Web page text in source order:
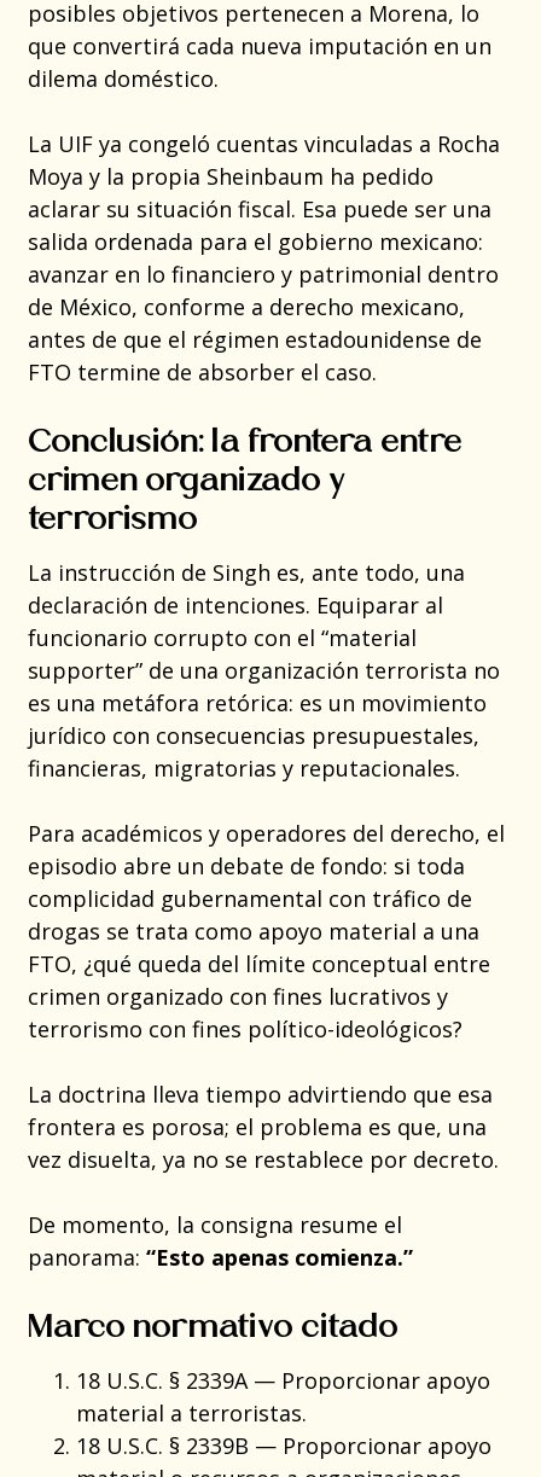
posibles objetivos pertenecen a Morena, lo
que convertirá cada nueva imputación en un
dilema doméstico.
La UIF ya congeló cuentas vinculadas a Rocha
Moya y la propia Sheinbaum ha pedido
aclarar su situación fiscal. Esa puede ser una
salida ordenada para el gobierno mexicano:
avanzar en lo financiero y patrimonial dentro
de México, conforme a derecho mexicano,
antes de que el régimen estadounidense de
FTO termine de absorber el caso.
Conclusión: la frontera entre
crimen organizado y
terrorismo
La instrucción de Singh es, ante todo, una
declaración de intenciones. Equiparar al
funcionario corrupto con el “material
supporter” de una organización terrorista no
es una metáfora retórica: es un movimiento
jurídico con consecuencias presupuestales,
financieras, migratorias y reputacionales.
Para académicos y operadores del derecho, el
episodio abre un debate de fondo: si toda
complicidad gubernamental con tráfico de
drogas se trata como apoyo material a una
FTO, ¿qué queda del límite conceptual entre
crimen organizado con fines lucrativos y
terrorismo con fines político-ideológicos?
La doctrina lleva tiempo advirtiendo que esa
frontera es porosa; el problema es que, una
vez disuelta, ya no se restablece por decreto.
De momento, la consigna resume el
panorama: “Esto apenas comienza.”
Marco normativo citado
18 U.S.C. § 2339A — Proporcionar apoyo
material a terroristas.
18 U.S.C. § 2339B — Proporcionar apoyo